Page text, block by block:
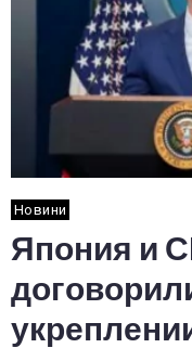
Новини
Япония и